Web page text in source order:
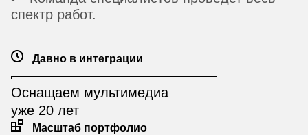
спектр работ.
Давно в интеграции
Оснащаем мультимедиа
уже 20 лет
Масштаб портфолио